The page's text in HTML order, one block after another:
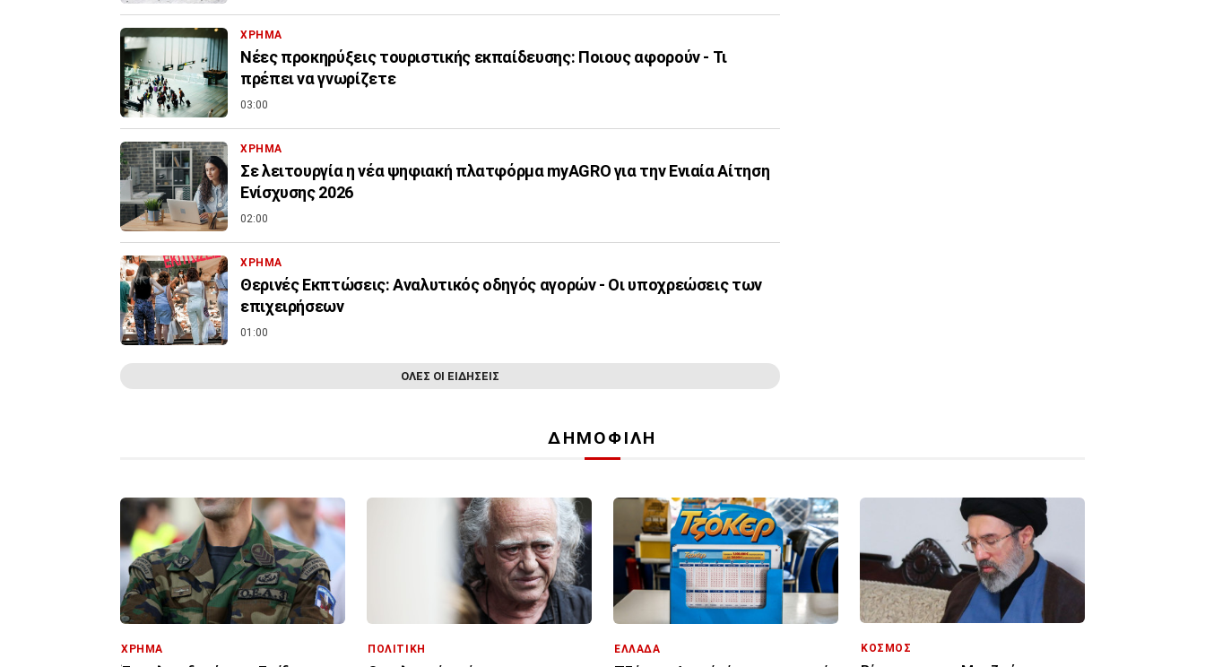
ΧΡΗΜΑ
Νέες προκηρύξεις τουριστικής εκπαίδευσης: Ποιους αφορούν - Τι
πρέπει να γνωρίζετε
03:00
ΧΡΗΜΑ
Σε λειτουργία η νέα ψηφιακή πλατφόρμα myAGRO για την Ενιαία Αίτηση
Ενίσχυσης 2026
02:00
ΧΡΗΜΑ
Θερινές Εκπτώσεις: Αναλυτικός οδηγός αγορών - Οι υποχρεώσεις των
επιχειρήσεων
01:00
ΟΛΕΣ ΟΙ ΕΙΔΗΣΕΙΣ
ΔΗΜΟΦΙΛΗ
ΧΡΗΜΑ ΠΟΛΙΤΙΚΗ ΕΛΛΑΔΑ ΚΟΣΜΟΣ